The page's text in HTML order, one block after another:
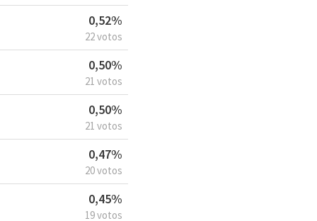
0,52%
22 votos
0,50%
21 votos
0,50%
21 votos
0,47%
20 votos
0,45%
19 votos